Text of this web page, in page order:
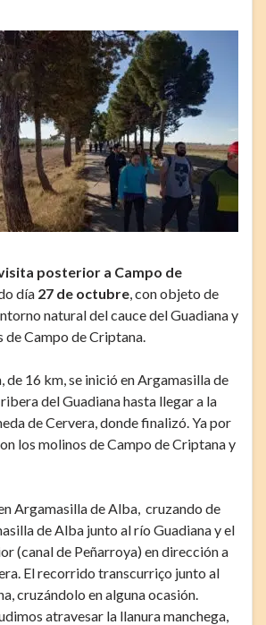
posterior a Campo de
día 27 de octubre , con objeto de
natural del cauce del Guadiana y
Campo de Criptana.
de 16 km, se inició en Argamasilla de
del Guadiana hasta llegar a la
de Cervera, donde finalizó. Ya por
los molinos de Campo de Criptana y
Argamasilla de Alba, cruzando de
de Alba junto al río Guadiana y el
(canal de Peñarroya) en dirección a
El recorrido transcurriço junto al
cruzándolo en alguna ocasión.
atravesar la llanura manchega,